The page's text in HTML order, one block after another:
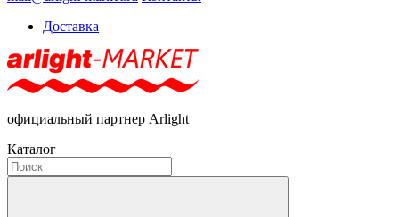
Доставка
официальный партнер Arlight
Каталог